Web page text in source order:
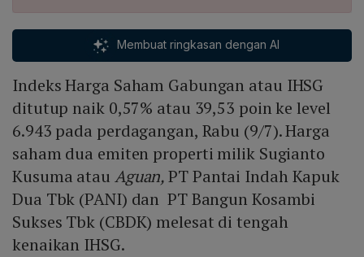
Membuat ringkasan dengan AI
Indeks Harga Saham Gabungan atau IHSG
ditutup naik 0,57% atau 39,53 poin ke level
6.943 pada perdagangan, Rabu (9/7). Harga
saham dua emiten properti milik Sugianto
Kusuma atau Aguan,PT Pantai Indah Kapuk
Dua Tbk (PANI) dan PT Bangun Kosambi
Sukses Tbk (CBDK) melesat di tengah
kenaikan IHSG.